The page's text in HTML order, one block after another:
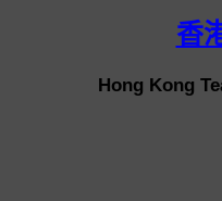
香
Hong Kong